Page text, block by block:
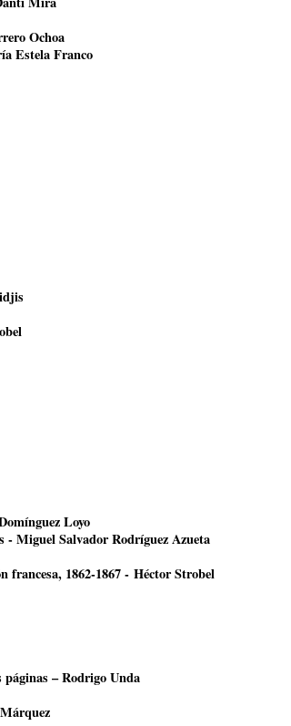
Ochoa
Estela Franco
Loyo
- Miguel Salvador Rodríguez Azueta
1862-1867 - Héctor Strobel
– Rodrigo Unda